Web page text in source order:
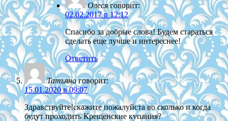
Олеся говорит:
02.02.2017 в 12:12
Спасибо за добрые слова! Будем стараться
сделать еще лучше и интереснее!
Ответить
Татьяна говорит:
15.01.2020 в 09:07
Здравствуйте!скажите пожалуйста во сколько и когда
будут проходить Крещенские купания?